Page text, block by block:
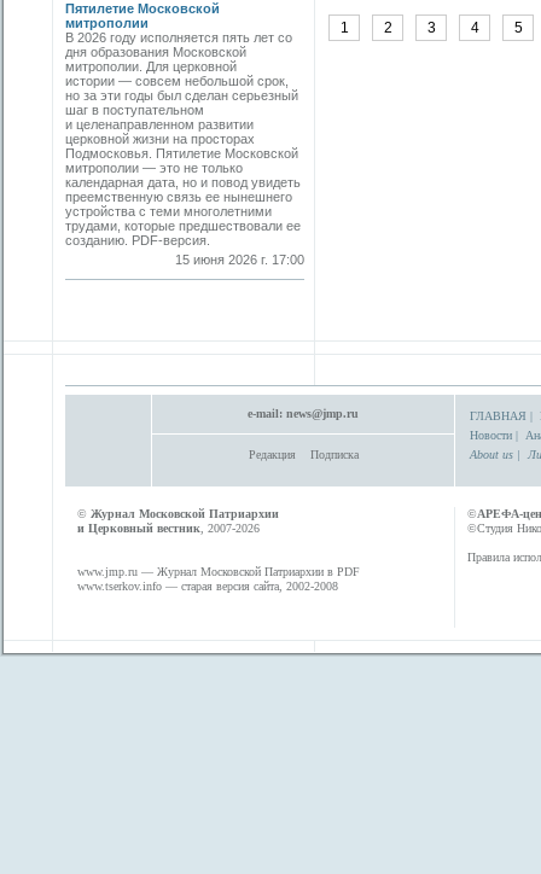
Пятилетие Московской
митрополии
В 2026 году исполняется пять лет со
дня образования Московской
митрополии. Для церковной
истории — совсем небольшой срок,
но за эти годы был сделан серьезный
шаг в поступательном
и целенаправленном развитии
церковной жизни на просторах
Подмосковья. Пятилетие Московской
митрополии — это не только
календарная дата, но и повод увидеть
преемственную связь ее нынешнего
устройства с теми многолетними
трудами, которые предшествовали ее
созданию. PDF-версия.
15 июня 2026 г. 17:00
1 2 3 4 5
e-mail: news@jmp.ru
Редакция Подписка
ГЛАВНАЯ |
Новости |
About us |
© Журнал Московской Патриархии
и Церковный вестник , 2007-2026
www.jmp.ru — Журнал Московской Патриархии в PDF
www.tserkov.info — старая версия сайта, 2002-2008
©АРЕФА-
©Студия
Правила